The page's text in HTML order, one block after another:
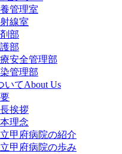
管理室
線室
部
部
安全管理部
管理部
いてAbout Us
挨拶
理念
甲府病院の紹介
甲府病院の歩み